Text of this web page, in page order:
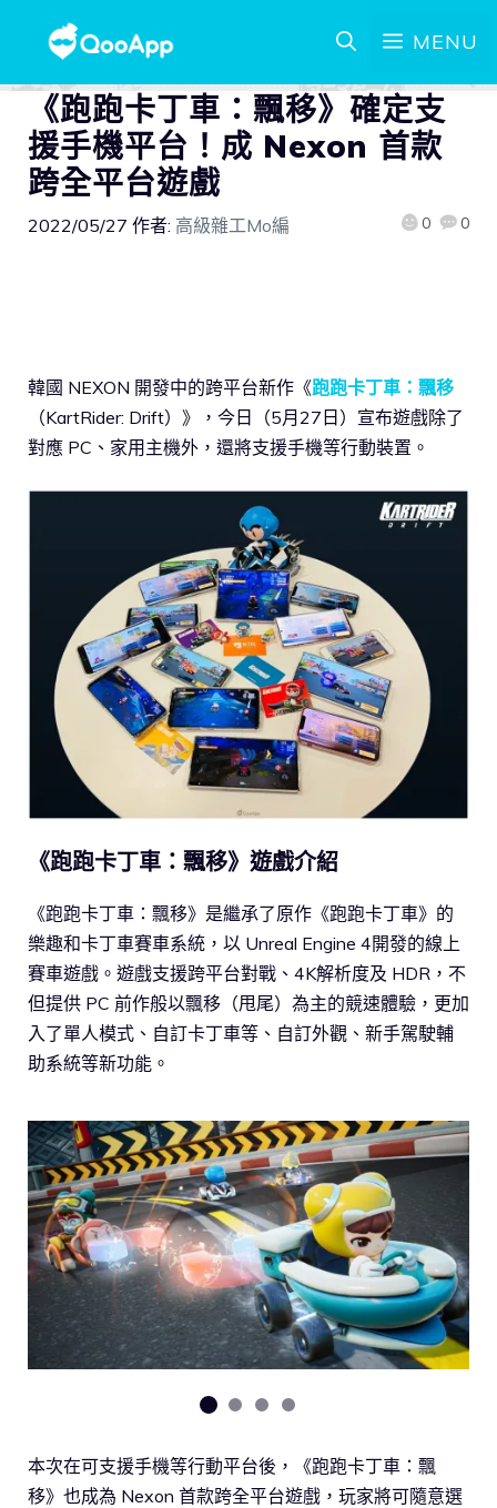
MENU
《跑跑卡丁車：飄移》確定支
援手機平台！成 Nexon 首款
跨全平台遊戲
2022/05/27 作者: 高級雜工Mo編 0 0
韓國 NEXON 開發中的跨平台新作《跑跑卡丁車：飄移
（KartRider: Drift）》，今日（5月27日）宣布遊戲除了
對應 PC、家用主機外，還將支援手機等行動裝置。
《跑跑卡丁車：飄移》遊戲介紹
《跑跑卡丁車：飄移》是繼承了原作《跑跑卡丁車》的
樂趣和卡丁車賽車系統，以 Unreal Engine 4開發的線上
賽車遊戲。遊戲支援跨平台對戰、4K解析度及 HDR，不
但提供 PC 前作般以飄移（甩尾）為主的競速體驗，更加
入了單人模式、自訂卡丁車等、自訂外觀、新手駕駛輔
助系統等新功能。
本次在可支援手機等行動平台後，《跑跑卡丁車：飄
移》也成為 Nexon 首款跨全平台遊戲，玩家將可隨意選